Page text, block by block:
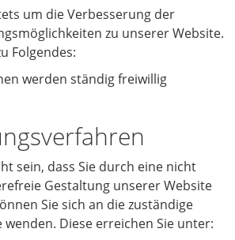
um die Verbesserung der
zu unserer Website.
Folgendes:
werden ständig freiwillig
sein, dass Sie durch eine nicht
Gestaltung unserer Website
Sie sich an die zuständige
Diese erreichen Sie unter: